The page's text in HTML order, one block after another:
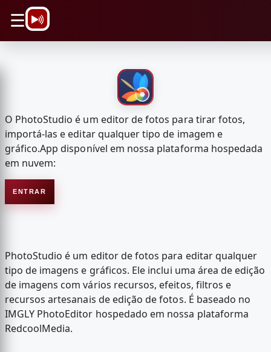
☰
O PhotoStudio é um editor de fotos para tirar fotos,
importá-las e editar qualquer tipo de imagem e
gráfico.App disponível em nossa plataforma hospedada
em nuvem:
ENTRAR
PhotoStudio é um editor de fotos para editar qualquer
tipo de imagens e gráficos. Ele inclui uma área de edição
de imagens com vários recursos, efeitos, filtros e
recursos artesanais de edição de fotos. É baseado no
IMGLY PhotoEditor hospedado em nossa plataforma
RedcoolMedia.